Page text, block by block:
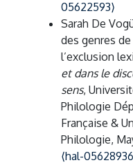
05622593⟩
Sarah De
des genres
l’exclusion
et dans le
sens,
Philologie
Française &
Philologie,
⟨hal-